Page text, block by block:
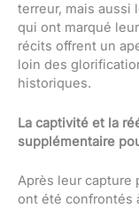
terreur, mais aussi
qui ont marqué
récits offrent un
loin des
historiques.
La captivité et la
supplémentaire
Après leur capture
ont été confrontés